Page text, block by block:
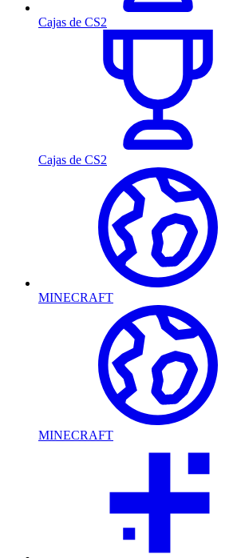
Cajas de CS2
Cajas de CS2
MINECRAFT
MINECRAFT